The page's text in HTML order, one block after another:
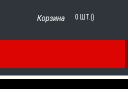
Корзина 0 ШТ.()